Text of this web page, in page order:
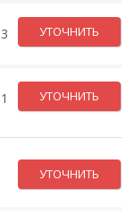
3 УТОЧНИТЬ
1 УТОЧНИТЬ
УТОЧНИТЬ